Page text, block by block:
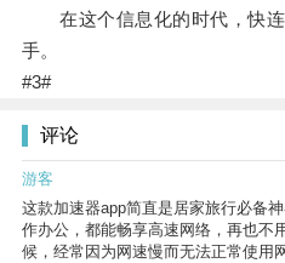
在这个信息化的时代，快连
手。
#3#
评论
游客
这款加速器app简直是居家旅行必备
作办公，都能畅享高速网络，再也不
候，经常因为网速慢而无法正常使用